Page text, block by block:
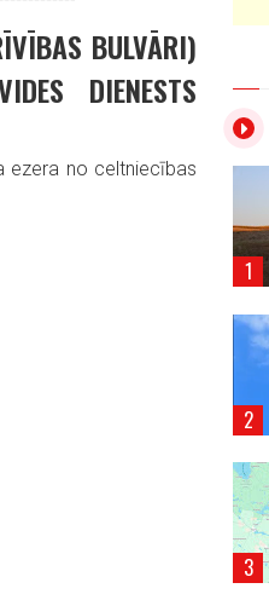
BULVĀRI)
DIENESTS
ezera no celtniecības